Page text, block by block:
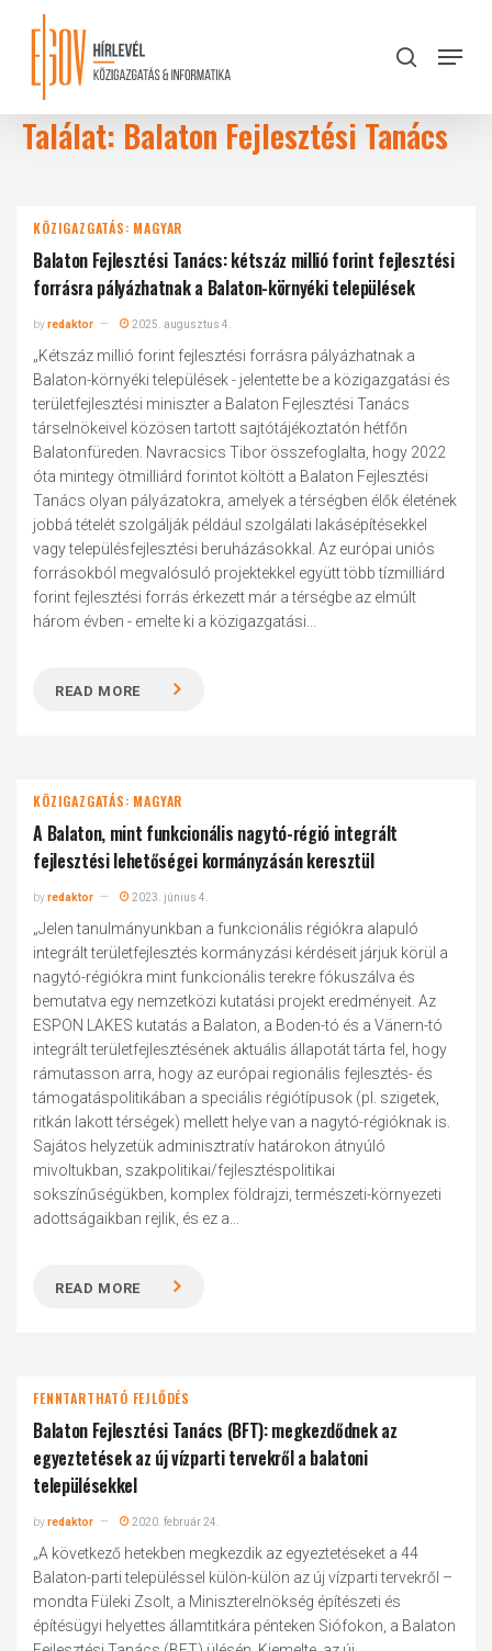
content
search
Menu
Találat: Balaton Fejlesztési Tanács
KÖZIGAZGATÁS: MAGYAR
Balaton Fejlesztési Tanács: kétszáz millió forint fejlesztési
forrásra pályázhatnak a Balaton-környéki települések
byredaktor 2025. augusztus 4.
„Kétszáz millió forint fejlesztési forrásra pályázhatnak a
Balaton-környéki települések - jelentette be a közigazgatási és
területfejlesztési miniszter a Balaton Fejlesztési Tanács
társelnökeivel közösen tartott sajtótájékoztatón hétfőn
Balatonfüreden. Navracsics Tibor összefoglalta, hogy 2022
óta mintegy ötmilliárd forintot költött a Balaton Fejlesztési
Tanács olyan pályázatokra, amelyek a térségben élők életének
jobbá tételét szolgálják például szolgálati lakásépítésekkel
vagy településfejlesztési beruházásokkal. Az európai uniós
forrásokból megvalósuló projektekkel együtt több tízmilliárd
forint fejlesztési forrás érkezett már a térségbe az elmúlt
három évben - emelte ki a közigazgatási...
READ MORE
KÖZIGAZGATÁS: MAGYAR
A Balaton, mint funkcionális nagytó-régió integrált
fejlesztési lehetőségei kormányzásán keresztül
byredaktor 2023. június 4.
„Jelen tanulmányunkban a funkcionális régiókra alapuló
integrált területfejlesztés kormányzási kérdéseit járjuk körül a
nagytó-régiókra mint funkcionális terekre fókuszálva és
bemutatva egy nemzetközi kutatási projekt eredményeit. Az
ESPON LAKES kutatás a Balaton, a Boden-tó és a Vänern-tó
integrált területfejlesztésének aktuális állapotát tárta fel, hogy
rámutasson arra, hogy az európai regionális fejlesztés- és
támogatáspolitikában a speciális régiótípusok (pl. szigetek,
ritkán lakott térségek) mellett helye van a nagytó-régióknak is.
Sajátos helyzetük adminisztratív határokon átnyúló
mivoltukban, szakpolitikai/fejlesztéspolitikai
sokszínűségükben, komplex földrajzi, természeti-környezeti
adottságaikban rejlik, és ez a...
READ MORE
FENNTARTHATÓ FEJLŐDÉS
Balaton Fejlesztési Tanács (BFT): megkezdődnek az
egyeztetések az új vízparti tervekről a balatoni
településekkel
byredaktor 2020. február 24.
„A következő hetekben megkezdik az egyeztetéseket a 44
Balaton-parti településsel külön-külön az új vízparti tervekről –
mondta Füleki Zsolt, a Miniszterelnökség építészeti és
építésügyi helyettes államtitkára pénteken Siófokon, a Balaton
Close